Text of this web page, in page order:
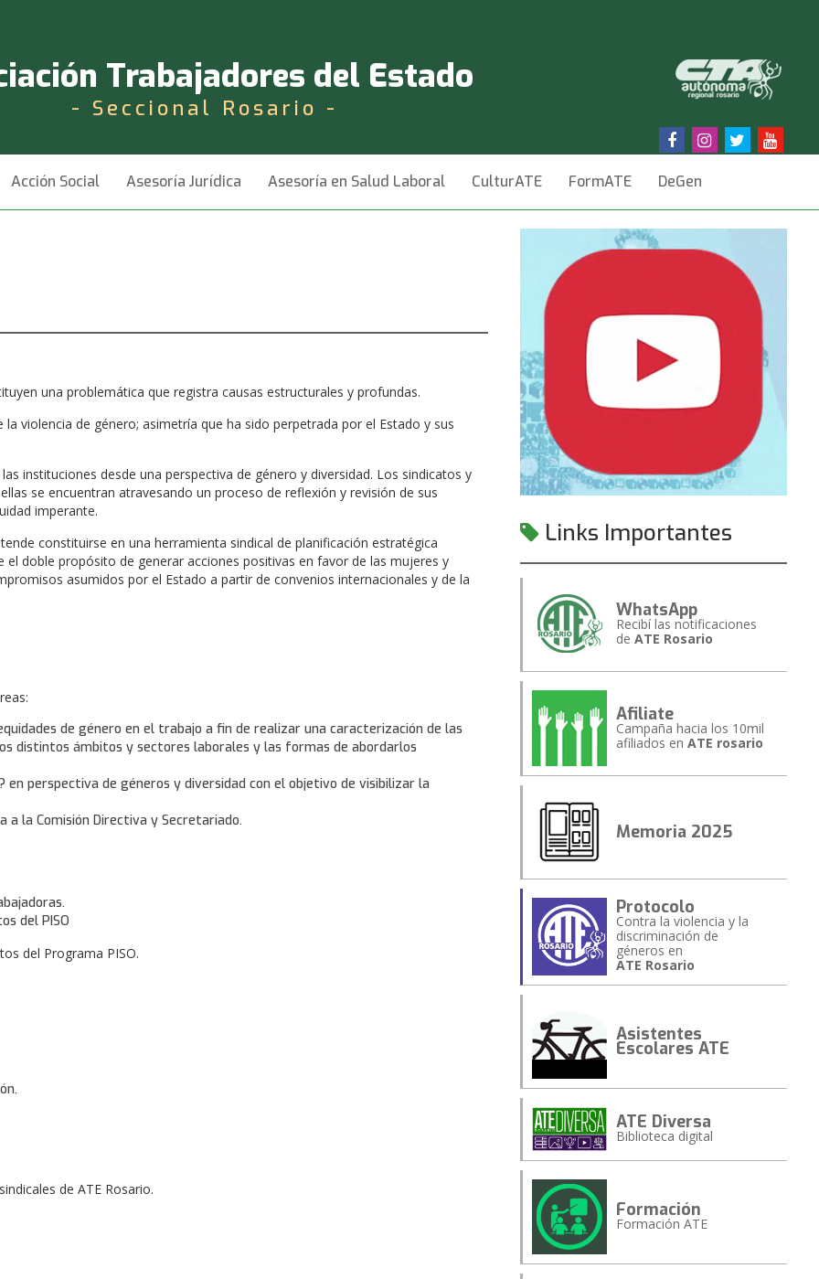
Trabajadores del Estado
- Seccional Rosario -
Acción Social Asesoría Jurídica Asesoría en Salud Laboral CulturATE FormATE DeGen
una problemática que registra causas estructurales y profundas.
violencia de género; asimetría que ha sido perpetrada por el Estado y sus
instituciones desde una perspectiva de género y diversidad. Los sindicatos y
se encuentran atravesando un proceso de reflexión y revisión de sus
imperante.
constituirse en una herramienta sindical de planificación estratégica
doble propósito de generar acciones positivas en favor de las mujeres y
asumidos por el Estado a partir de convenios internacionales y de la
de género en el trabajo a fin de realizar una caracterización de las
distintos ámbitos y sectores laborales y las formas de abordarlos
en perspectiva de géneros y diversidad con el objetivo de visibilizar la
a la Comisión Directiva y Secretariado.
del PISO
del Programa PISO.
de ATE Rosario.
Links Importantes
WhatsApp
Recibí las notificaciones
de ATE Rosario
Afiliate
Campaña hacia los 10mil
afiliados en ATE rosario
Memoria 2025
Protocolo
Contra la violencia y la
discriminación de
géneros en
ATE Rosario
Asistentes
Escolares ATE
ATE Diversa
Biblioteca digital
Formación
Formación ATE